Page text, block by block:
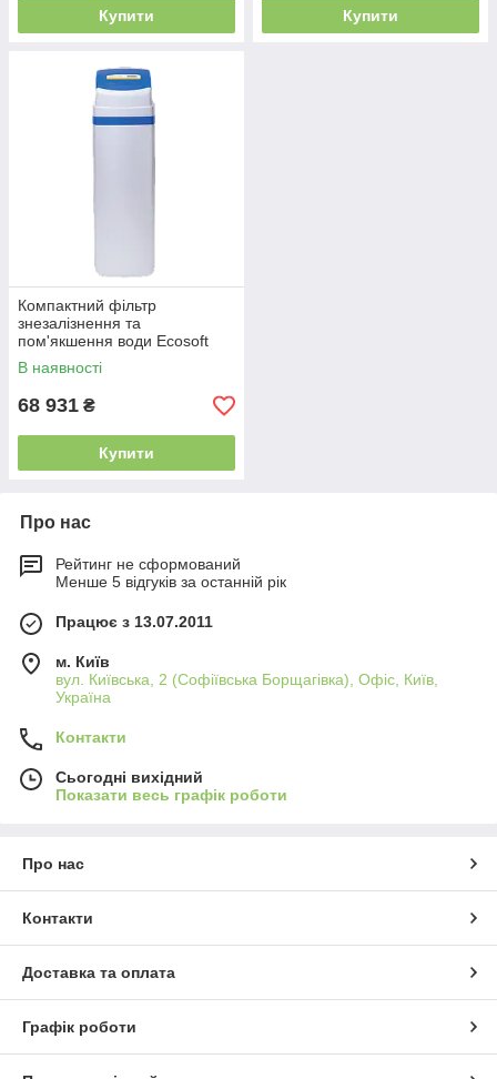
Купити Купити
Компактний фільтр
знезалізнення та
пом'якшення води Ecosoft
FK1235CABCEMIXC
В наявності
68 931 ₴
Купити
Про нас
Рейтинг не сформований
Менше 5 відгуків за останній рік
Працює з 13.07.2011
м. Київ
вул. Київська, 2 (Софіївська Борщагівка), Офіс, Київ,
Україна
Контакти
Сьогодні вихідний
Показати весь графік роботи
Про нас
Контакти
Доставка та оплата
Графік роботи